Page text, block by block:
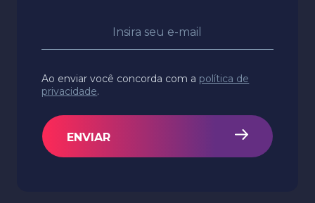
Ao enviar você concorda com a política de
privacidade.
ENVIAR